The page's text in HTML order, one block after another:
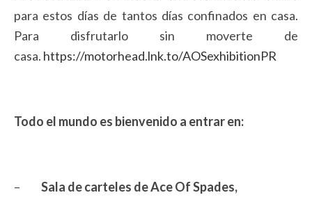
para estos días de tantos días confinados en casa.
Para disfrutarlo sin moverte de
casa. https://motorhead.lnk.to/AOSexhibitionPR
Todo el mundo es bienvenido a entrar en:
– Sala de carteles de Ace Of Spades,